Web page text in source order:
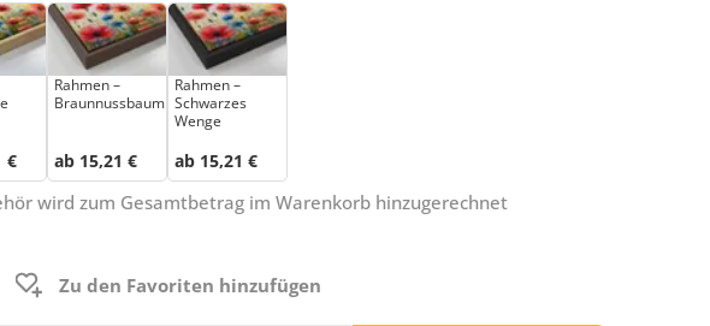
€
Rahmen –
Braunnussbaum
ab 15,21 €
Rahmen –
Schwarzes
Wenge
ab 15,21 €
wird zum Gesamtbetrag im Warenkorb hinzugerechnet
Zu den Favoriten hinzufügen